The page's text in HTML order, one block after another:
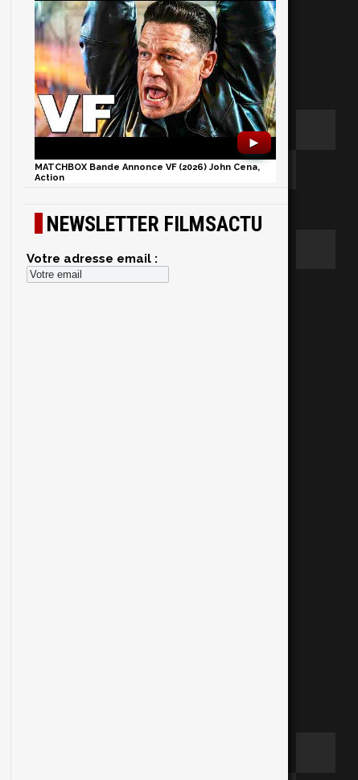
►
MATCHBOX Bande Annonce VF (2026) John Cena,
Action
NEWSLETTER FILMSACTU
Votre adresse email :